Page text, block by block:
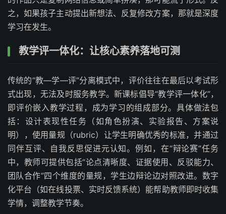
之，如果孩子主动提出新想法、反复修改方案，那就是深度
学习在发生。
教学评一体化：让核心素养落地可测
传统的“教—学—评”分离模式中，评价往往在最后以考试形
式出现，无法及时服务教学。新课标倡导“教学评一体化”，
即评价嵌入教学过程，成为学习的组成部分。具体做法包
括：设计表现性任务（如角色扮演、实验报告、方案说
明），使用量规（rubric）让学生明确优秀的标准，并通过
同伴互评、自我反思促进元认知。例如，在“辩论赛”任务
中，教师可提供包括“论点清晰度、证据使用、反驳能力、
团队合作”四个维度的量规，学生边辩论边对照改进。数字
化平台（如在线投票、实时反馈系统）能帮助教师即时收集
学情，调整教学节奏。